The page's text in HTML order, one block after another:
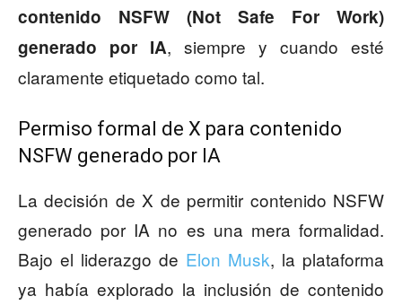
contenido NSFW (Not Safe For Work)
generado por IA, siempre y cuando esté
claramente etiquetado como tal.
Permiso formal de X para contenido
NSFW generado por IA
La decisión de X de permitir contenido NSFW
generado por IA no es una mera formalidad.
Bajo el liderazgo de Elon Musk, la plataforma
ya había explorado la inclusión de contenido